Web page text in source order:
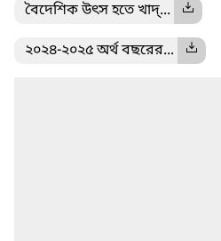
বৈদেশিক উৎস হতে খাদ্...
২০২৪-২০২৫ অর্থ বছরের...